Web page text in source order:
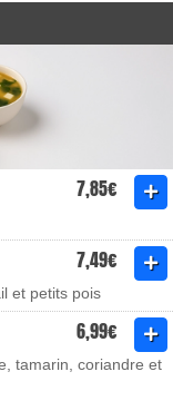
7,85€
7,49€
et petits pois
6,99€
tamarin, coriandre et